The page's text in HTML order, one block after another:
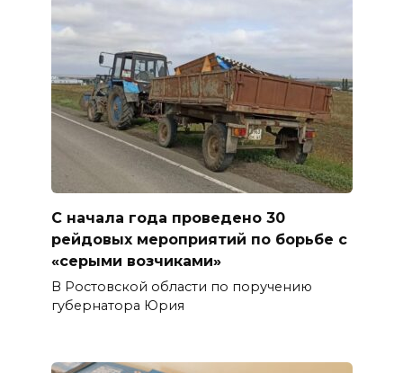
С начала года проведено 30
рейдовых мероприятий по борьбе с
«серыми возчиками»
В Ростовской области по поручению
губернатора Юрия